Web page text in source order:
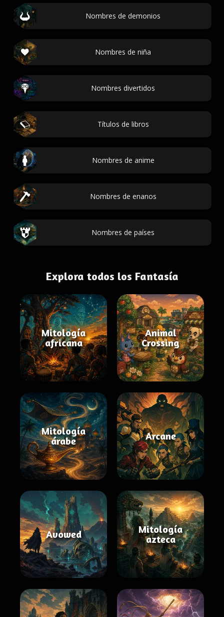
Nombres de demonios
Nombres de niña
Nombres divertidos
Títulos de libros
Nombres de anime
Nombres de enanos
Nombres de países
Explora todos los Fantasía
Mitología
africana
Animal
Crossing
Mitología
árabe
Arcane
Avowed
Mitología
azteca